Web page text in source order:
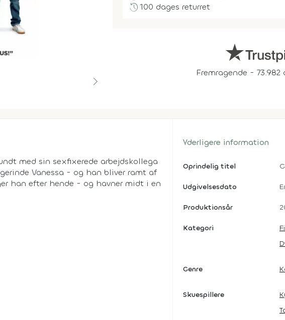
history100 dages returret
Fremragende - 73.982
med sin sexfixerede arbejdskollega
Vanessa - og han bliver ramt af
han efter hende - og havner midt i en
Yderligere information
Oprindelig titel
Udgivelsesdato
Produktionsår
Kategori
Genre
Skuespillere